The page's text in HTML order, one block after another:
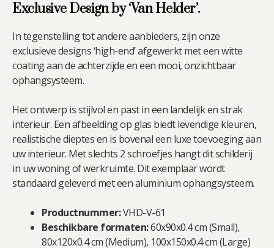
Exclusive Design by ‘Van Helder’.
In tegenstelling tot andere aanbieders, zijn onze
exclusieve designs ‘high-end’ afgewerkt met een witte
coating aan de achterzijde en een mooi, onzichtbaar
ophangsysteem.
Het ontwerp is stijlvol en past in een landelijk en strak
interieur. Een afbeelding op glas biedt levendige kleuren,
realistische dieptes en is bovenal een luxe toevoeging aan
uw interieur. Met slechts 2 schroefjes hangt dit schilderij
in uw woning of werkruimte. Dit exemplaar wordt
standaard geleverd met een aluminium ophangsysteem.
Productnummer:VHD-V-61
Beschikbare formaten:60x90x0.4 cm (Small),
80x120x0.4 cm (Medium), 100x150x0.4 cm (Large)